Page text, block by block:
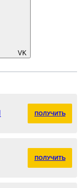
ПОЛУЧИТЬ
ПОЛУЧИТЬ
VK